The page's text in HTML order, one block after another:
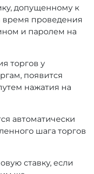
допущенному к
время проведения
и паролем на
торгов у
появится
нажатия на
автоматически
шага торгов
ставку, если